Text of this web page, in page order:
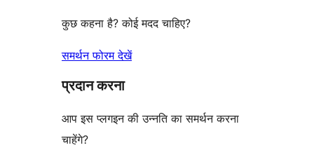
कुछ कहना है? कोई मदद चाहिए?
समर्थन फोरम देखें
प्रदान करना
आप इस प्लगइन की उन्नति का समर्थन करना
चाहेंगे?